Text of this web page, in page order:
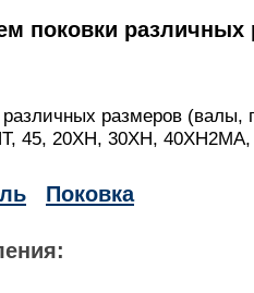
поковки различных
размеров (валы,
45, 20ХН, 30ХН,
Поковка